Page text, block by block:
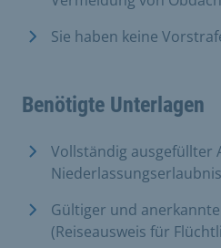
Sie haben keine
Benötigte Unterlagen
Vollständig ausgefüllter
Niederlassungserlaubnis
Gültiger und
(Reiseausweis für